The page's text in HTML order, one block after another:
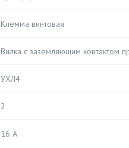
Клемма винтовая
Вилка с заземляющим контактом
УХЛ4
2
16 А